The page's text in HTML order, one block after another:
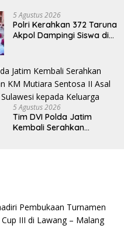
5 Agustus 2026
Polri Kerahkan 372 Taruna
Akpol Dampingi Siswa di
TNI
5 Agustus 2026
Tim DVI Polda Jatim
Kembali Serahkan